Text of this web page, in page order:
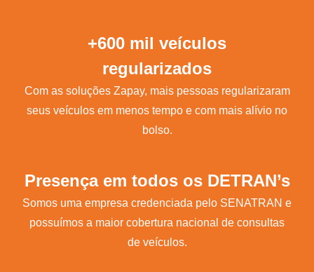
+600 mil veículos
regularizados
Com as soluções Zapay, mais pessoas regularizaram
seus veículos em menos tempo e com mais alívio no
bolso.
Presença em todos os DETRAN’s
Somos uma empresa credenciada pelo SENATRAN e
possuímos a maior cobertura nacional de consultas
de veículos.